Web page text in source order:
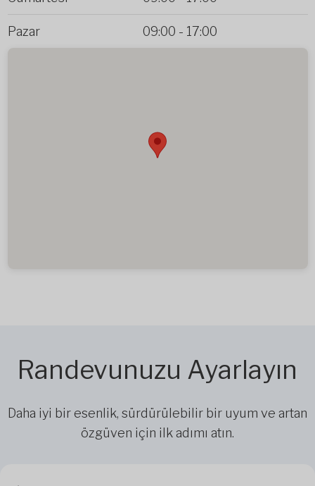
Pazar 09:00 - 17:00
Randevunuzu Ayarlayın
Daha iyi bir esenlik, sürdürülebilir bir uyum ve artan
özgüven için ilk adımı atın.